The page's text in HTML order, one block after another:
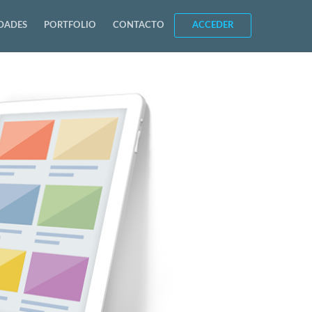
PORTFOLIO CONTACTO ACCEDER